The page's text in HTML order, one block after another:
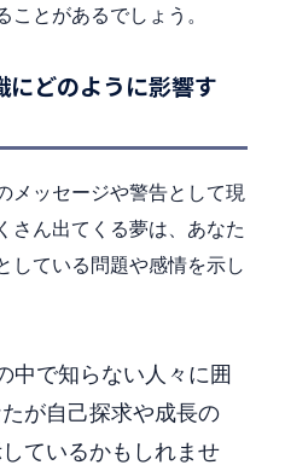
とがあるでしょう。
にどのように影響す
メッセージや警告として現
さん出てくる夢は、あなた
している問題や感情を示し
中で知らない人々に囲
が自己探求や成長の
ているかもしれませ